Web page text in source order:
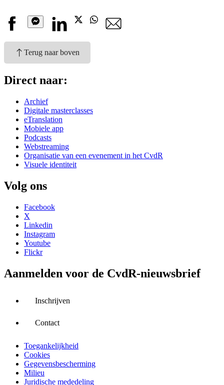
Facebook
Messenger
Linkedin
TwitterWhatsapp
Terug naar boven
Direct naar:
Archief
Digitale masterclasses
eTranslation
Mobiele app
Podcasts
Webstreaming
Organisatie van een evenement in het CvdR
Visuele identiteit
Volg ons
Facebook
X
Linkedin
Instagram
Youtube
Flickr
Aanmelden voor de CvdR-nieuwsbrief
Inschrijven
Contact
Toegankelijkheid
Cookies
Gegevensbescherming
Milieu
Juridische mededeling